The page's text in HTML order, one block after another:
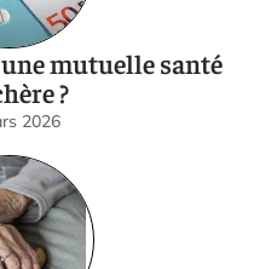
mutuelle santé
?
2026